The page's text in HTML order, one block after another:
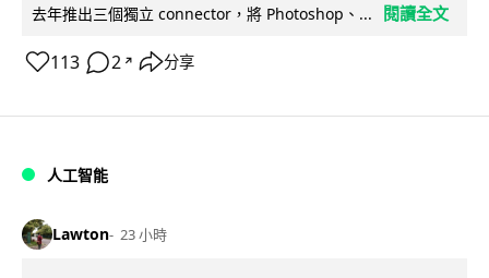
去年推出三個獨立 connector，將 Photoshop、...
閱讀全文
113 2 ↗ 分享
人工智能
Lawton 23 小時